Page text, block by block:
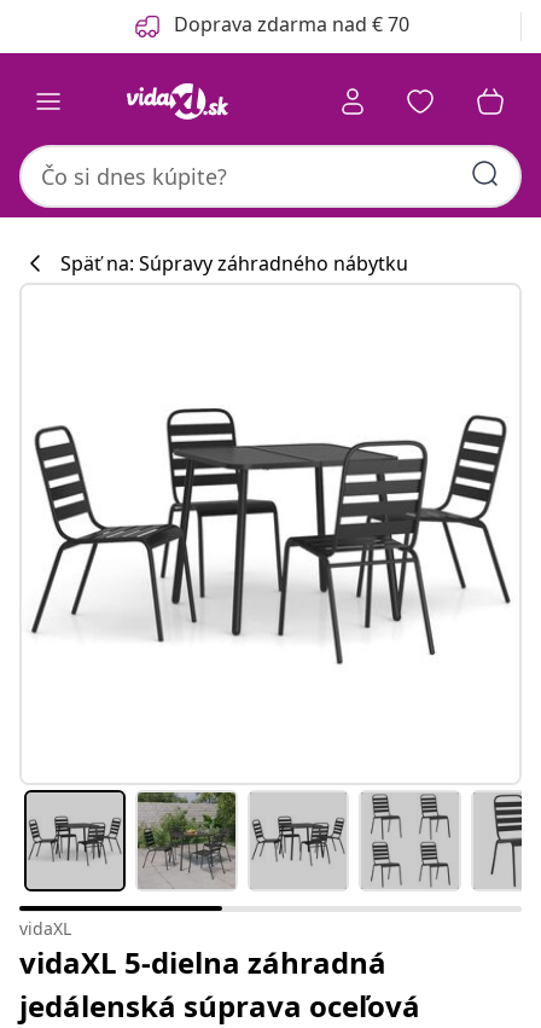
Predchádzajúce Doprava zdarma nad € 70
Späť na: Súpravy záhradného nábytku
vidaXL
vidaXL 5-dielna záhradná
jedálenská súprava oceľová